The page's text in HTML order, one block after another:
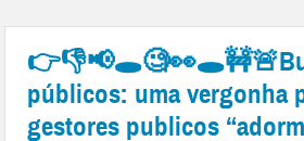
públicos: uma vergonha
gestores publicos